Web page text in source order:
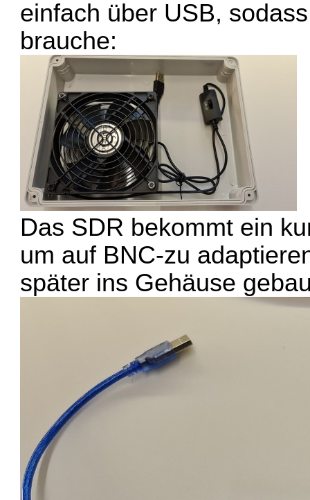
einfach über USB,
brauche:
Das SDR bekommt ein
um auf BNC-zu
später ins Gehäuse